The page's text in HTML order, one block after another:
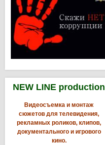
NEW LINE production
Видеосъемка и монтаж
сюжетов для телевидения,
рекламных роликов, клипов,
документального и игрового
кино.